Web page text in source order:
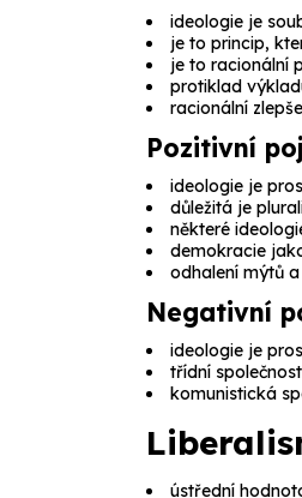
ideologie je
je to princip,
je to racionální
protiklad
racionální
Pozitivní
ideologie je
důležitá je
některé
demokracie
odhalení mýtů
Negativní
ideologie je
třídní
komunistická
ústřední